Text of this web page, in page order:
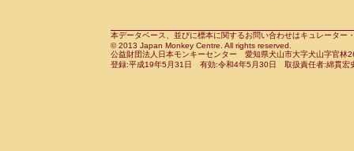
CercopithecidaePapio anubis(0)
CercopithecidaePapio cynocephalus
CercopithecidaePapio hamadryas(0)
CebidaeSaguinus leucopus(0)
CebidaeSaguinus midas(0)
Cebidae Saguinus mystax(0)
本データベース、並びに標本に関するお問い合わせはキュレータ
© 2013 Japan Monkey Centre. All rights reserved.
公益財団法人日本モンキーセンター 愛知県犬山市大字犬山字官
登録:平成19年5月31日 有効:令和4年5月30日 取扱責任者:綿貫宏